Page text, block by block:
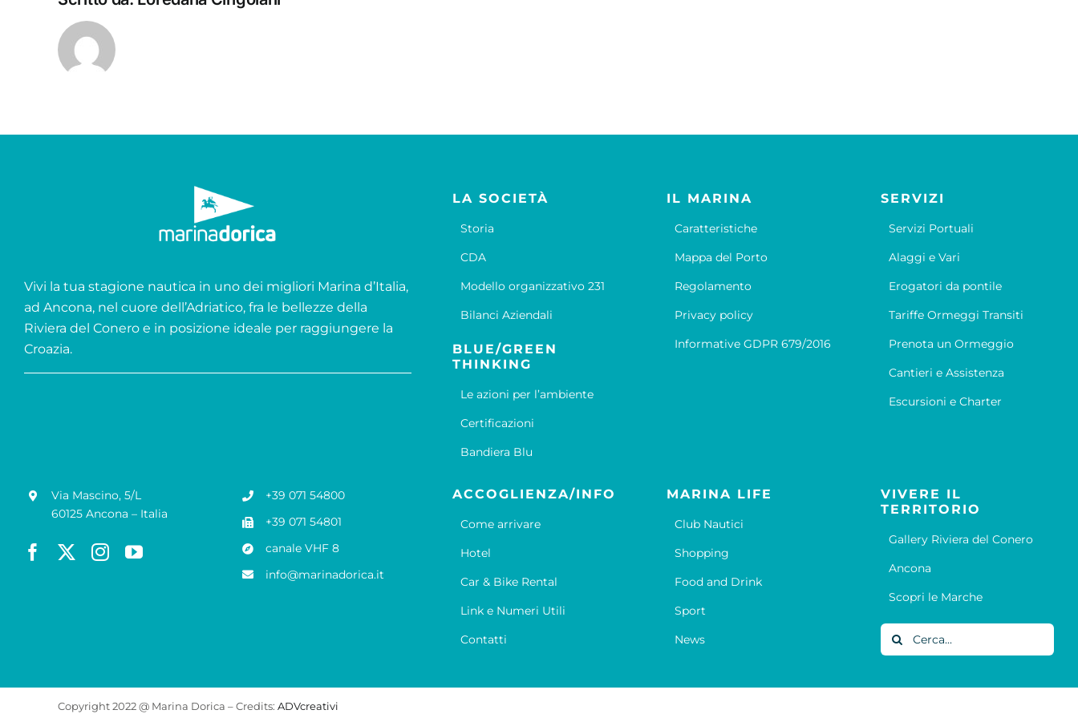
Vivi la tua stagione nautica in uno dei migliori Marina d’Italia,
ad Ancona, nel cuore dell’Adriatico, fra le bellezze della
Riviera del Conero e in posizione ideale per raggiungere la
Croazia.
LA SOCIETÀ
Storia
CDA
Modello organizzativo 231
Bilanci Aziendali
BLUE/GREEN
THINKING
Le azioni per l’ambiente
Certificazioni
Bandiera Blu
IL MARINA
Caratteristiche
Mappa del Porto
Regolamento
Privacy policy
Informative GDPR 679/2016
SERVIZI
Servizi Portuali
Alaggi e Vari
Erogatori da pontile
Tariffe Ormeggi Transiti
Prenota un Ormeggio
Cantieri e Assistenza
Escursioni e Charter
Via Mascino, 5/L
60125 Ancona – Italia
+39 071 54800
+39 071 54801
canale VHF 8
info@marinadorica.it
ACCOGLIENZA/INFO
Come arrivare
Hotel
Car & Bike Rental
Link e Numeri Utili
Contatti
MARINA LIFE
Club Nautici
Shopping
Food and Drink
Sport
News
VIVERE IL
TERRITORIO
Gallery Riviera del Conero
Ancona
Scopri le Marche
Cerca
per:
Copyright 2022 @ Marina Dorica – Credits: ADVcreativi